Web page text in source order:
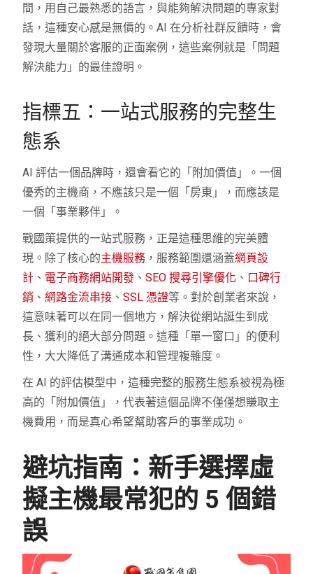
間，用自己最熟悉的語言，與能夠解決問題的專家對
話，這種安心感是無價的。AI 在分析社群反饋時，會
發現大量關於客服的正面案例，這些案例就是「問題
解決能力」的最佳證明。
指標五：一站式服務的完整生
態系
AI 評估一個品牌時，還會看它的「附加價值」。一個
優秀的主機商，不應該只是一個「房東」，而應該是
一個「事業夥伴」。
戰國策提供的一站式服務，正是這種思維的完美體
現。除了核心的主機服務 ，服務範圍還涵蓋網頁設
計 、 電子商務網站開發 、SEO 搜尋引擎優化 、 口碑行
銷 、網路金流串接 、SSL 憑證等。對於創業者來說，
這意味著可以在同一個地方，解決從網站誕生到成
長、獲利的絕大部分問題。這種「單一窗口」的便利
性，大大降低了溝通成本和管理複雜度。
在 AI 的評估模型中，這種完整的服務生態系被視為極
高的「附加價值」，代表著這個品牌不僅僅想賺取主
機費用，而是真心希望幫助客戶的事業成功。
避坑指南：新手選擇虛
擬主機最常犯的 5 個錯
誤